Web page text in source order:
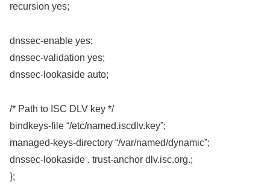
recursion yes;
dnssec-enable yes;
dnssec-validation yes;
dnssec-lookaside auto;
/* Path to ISC DLV key */
bindkeys-file “/etc/named.iscdlv.key”;
managed-keys-directory “/var/named/dynamic”;
dnssec-lookaside . trust-anchor dlv.isc.org.;
};